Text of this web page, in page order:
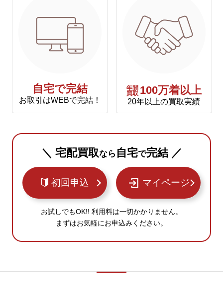
自宅で完結
お取引はWEBで完結！
年間
買取 100万着以上
20年以上の買取実績
＼ 宅配買取なら 自宅で完結 ／
初回申込 マイページ
お試しでもOK!! 利用料は一切かかりません。
まずはお気軽にお申込みください。